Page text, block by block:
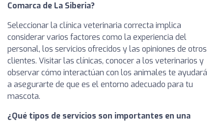
Comarca de La Siberia?
Seleccionar la clínica veterinaria correcta implica
considerar varios factores como la experiencia del
personal, los servicios ofrecidos y las opiniones de otros
clientes. Visitar las clínicas, conocer a los veterinarios y
observar cómo interactúan con los animales te ayudará
a asegurarte de que es el entorno adecuado para tu
mascota.
¿Qué tipos de servicios son importantes en una